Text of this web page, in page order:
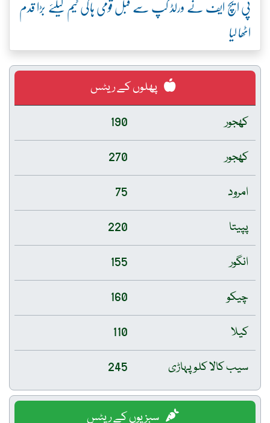
پی ایچ ایف نے ورلڈ کپ سے قبل قومی ہاکی ٹیم کیلئے بڑا قدم
اٹھا لیا
پھلوں کے ریٹس
کھجور
190
کھجور
270
امرود
75
پپیتا
220
انگور
155
چیکو
160
کیلا
110
سیب کالا کلو پہاڑی
245
سبزیوں کے ریٹس